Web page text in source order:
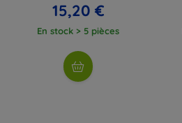
15,20 €
En stock > 5 pièces